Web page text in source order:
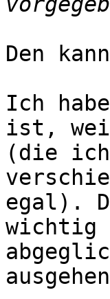
Den
Ich
ist,
(die ich
egal).
wichtig